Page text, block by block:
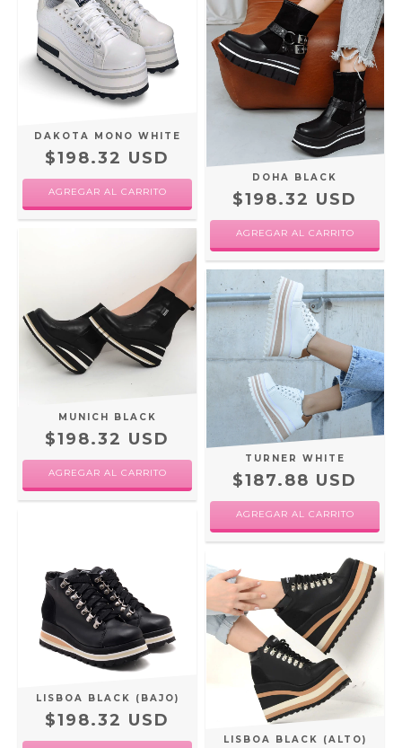
DAKOTA MONO WHITE
$198.32 USD
AGREGAR AL CARRITO
DOHA BLACK
$198.32 USD
AGREGAR AL CARRITO
MUNICH BLACK
$198.32 USD
AGREGAR AL CARRITO
TURNER WHITE
$187.88 USD
AGREGAR AL CARRITO
LISBOA BLACK (BAJO)
$198.32 USD
LISBOA BLACK (ALTO)